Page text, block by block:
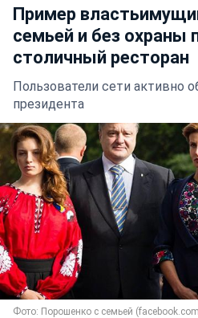
Пример
семьей и без охраны
столичный ресторан
Пользователи сети активно
президента
Фото: Порошенко с семьей